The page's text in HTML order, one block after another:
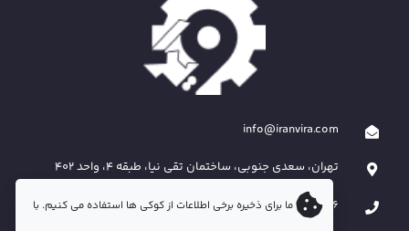
info@iranvira.com
تهران، سعدی جنوبی، ساختمان تقی نیا، طبقه 4، واحد 402
09121466526ما برای ذخیره برخی اطلاعات از کوکی ها استفاده می کنیم. با